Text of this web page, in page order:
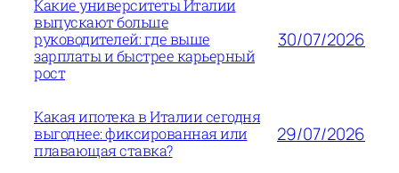
Какие университеты Италии
выпускают больше
руководителей: где выше
зарплаты и быстрее карьерный
рост
30/07/2026
Какая ипотека в Италии сегодня
выгоднее: фиксированная или
плавающая ставка?
29/07/2026